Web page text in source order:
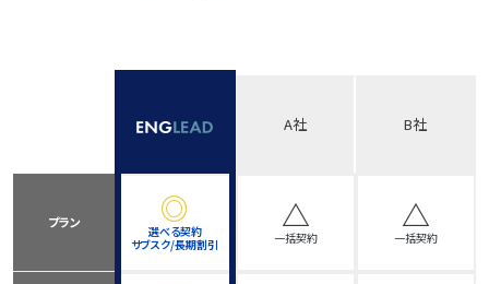
A社 B社
プラン ◎
選べる契約
サブスク/長期割引
△
一括契約
△
一括契約